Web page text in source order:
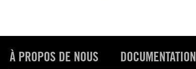
À PROPOS DE NOUS DOCUMENTATION